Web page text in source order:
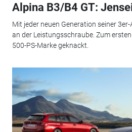
Alpina B3/B4 GT:
Mit jeder neuen Generation seiner
an der Leistungsschraube. Zum
500-PS-Marke geknackt.